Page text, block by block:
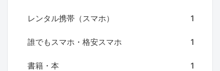
レンタル携帯（スマホ） 1
誰でもスマホ・格安スマホ 1
書籍・本 1